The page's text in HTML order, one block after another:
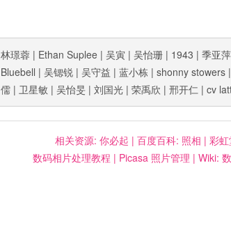
林璟蓉 | Ethan Suplee | 吴寅 | 吴怡珊 | 1943 | 季亚萍
Bluebell | 吴锶锐 | 吴守益 | 蓝小栋 | shonny stowers |
儒 | 卫星敏 | 吴怡旻 | 刘国光 | 荣禹欣 | 邢开仁 | cv
相关资源: 你必起 | 百度百科: 照相 | 彩
数码相片处理教程 | Picasa 照片管理 | Wiki: